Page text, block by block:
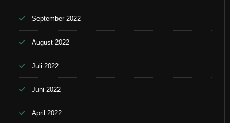
September 2022
August 2022
Juli 2022
Juni 2022
April 2022